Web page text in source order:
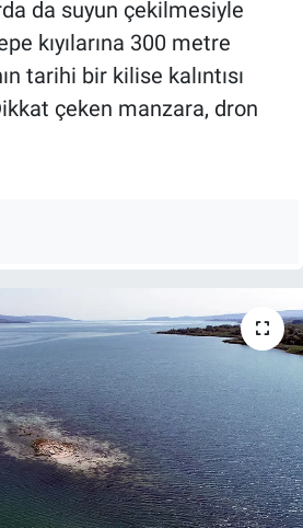
da suyun çekilmesiyle
kıyılarına 300 metre
tarihi bir kilise kalıntısı
çeken manzara, dron